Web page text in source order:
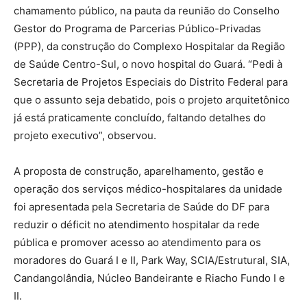
chamamento público, na pauta da reunião do Conselho
Gestor do Programa de Parcerias Público-Privadas
(PPP), da construção do Complexo Hospitalar da Região
de Saúde Centro-Sul, o novo hospital do Guará. “Pedi à
Secretaria de Projetos Especiais do Distrito Federal para
que o assunto seja debatido, pois o projeto arquitetônico
já está praticamente concluído, faltando detalhes do
projeto executivo”, observou.
A proposta de construção, aparelhamento, gestão e
operação dos serviços médico-hospitalares da unidade
foi apresentada pela Secretaria de Saúde do DF para
reduzir o déficit no atendimento hospitalar da rede
pública e promover acesso ao atendimento para os
moradores do Guará I e II, Park Way, SCIA/Estrutural, SIA,
Candangolândia, Núcleo Bandeirante e Riacho Fundo I e
II.